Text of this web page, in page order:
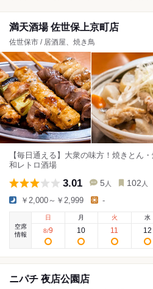
満天酒場 佐世保上京町店
佐世保市 / 居酒屋、焼き鳥
【毎日通える】大衆の味方！焼きとん
和レトロ酒場
3.01 5 人 102 人
￥2,000～￥2,999 -
空席
情報
日
8/9
月
10
火
11
水
12
ニパチ 夜店公園店